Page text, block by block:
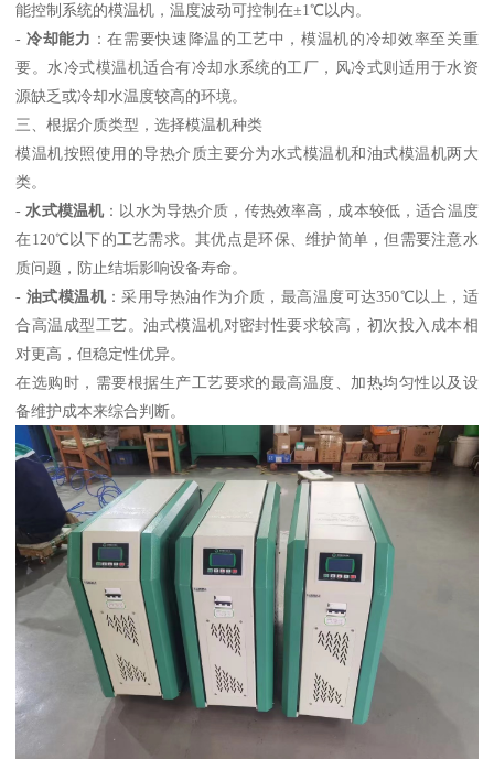
能控制系统的模温机，温度波动可控制在±1℃以内。
- 冷却能力 ：在需要快速降温的工艺中，模温机的冷却效率至关重
要。水冷式模温机适合有冷却水系统的工厂，风冷式则适用于水资
源缺乏或冷却水温度较高的环境。
三、根据介质类型，选择模温机种类
模温机按照使用的导热介质主要分为水式模温机和油式模温机两大
类。
-水式模温机：以水为导热介质，传热效率高，成本较低，适合温度
在120℃以下的工艺需求。其优点是环保、维护简单，但需要注意水
质问题，防止结垢影响设备寿命。
- 油式模温机：采用导热油作为介质，最高温度可达350℃以上，适
合高温成型工艺。油式模温机对密封性要求较高，初次投入成本相
对更高，但稳定性优异。
在选购时，需要根据生产工艺要求的最高温度、加热均匀性以及设
备维护成本来综合判断。